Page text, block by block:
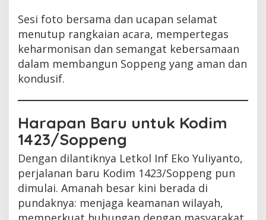
Sesi foto bersama dan ucapan selamat
menutup rangkaian acara, mempertegas
keharmonisan dan semangat kebersamaan
dalam membangun Soppeng yang aman dan
kondusif.
Harapan Baru untuk Kodim
1423/Soppeng
Dengan dilantiknya Letkol Inf Eko Yuliyanto,
perjalanan baru Kodim 1423/Soppeng pun
dimulai. Amanah besar kini berada di
pundaknya: menjaga keamanan wilayah,